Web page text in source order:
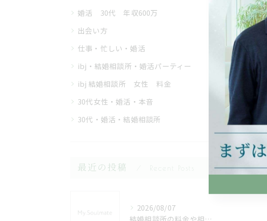
婚活 30代 年収600万
出会い方
仕事・忙しい・婚活
ibj・結婚相談所・婚活パーティー
ibj 結婚相談所 女性 料金
30代女性・婚活・本音
30代・婚活・結婚相談所
最近の投稿 Recent Posts
2026/08/07
結婚相談所の料金や相場を埼玉県秩父郡小鹿野町で徹底比較して安心の婚活を始める方法